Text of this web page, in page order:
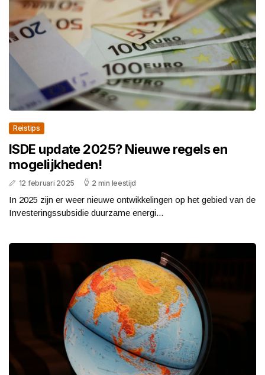
Reistips
ISDE update 2025? Nieuwe regels en
mogelijkheden!
12 februari 2025 2 min leestijd
In 2025 zijn er weer nieuwe ontwikkelingen op het gebied van de
Investeringssubsidie duurzame energi...